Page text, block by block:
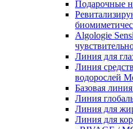
Подарочные
Algologie
Линия для
Линия
водорослей
Базовая
Линия
Линия для
Линия для